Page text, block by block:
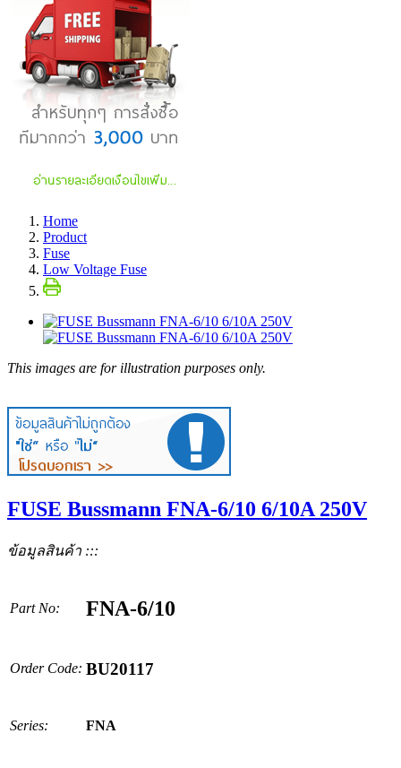
Home
Product
Fuse
Low Voltage Fuse
This images are for illustration purposes only.
FUSE Bussmann FNA-6/10 6/10A 250V
ข้อมูลสินค้า :::
Part No: FNA-6/10
Order Code: BU20117
Series: FNA